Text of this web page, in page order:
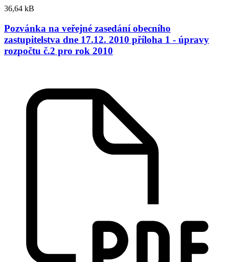
36,64 kB
Pozvánka na veřejné zasedání obecního
zastupitelstva dne 17.12. 2010 příloha 1 - úpravy
rozpočtu č.2 pro rok 2010